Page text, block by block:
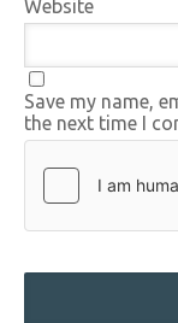
Website
Save my name,
the next time I